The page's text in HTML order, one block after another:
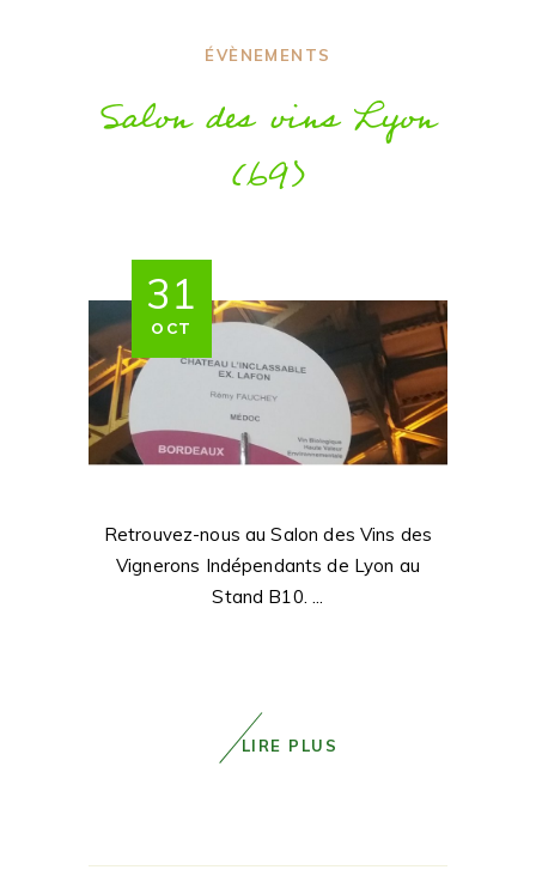
ÉVÈNEMENTS
Salon des vins Lyon
(69)
31
OCT
Retrouvez-nous au Salon des Vins des
Vignerons Indépendants de Lyon au
Stand B10.
LIRE PLUS